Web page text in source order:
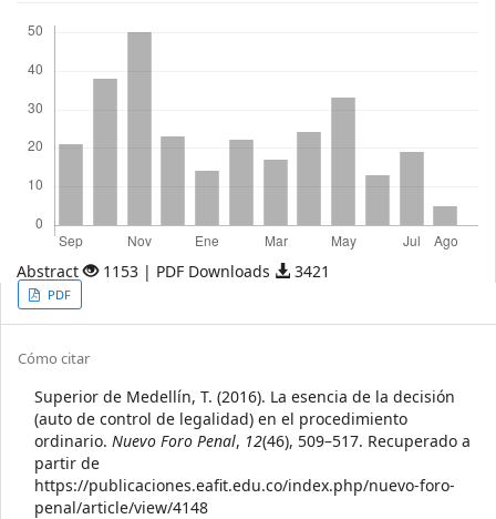
Abstract 1153 | PDF Downloads 3421
Article
Sidebar
PDF
Article
Details
Cómo citar
Superior de Medellín, T. (2016). La esencia de la decisión
(auto de control de legalidad) en el procedimiento
ordinario. Nuevo Foro Penal, 12(46), 509–517. Recuperado a
partir de
https://publicaciones.eafit.edu.co/index.php/nuevo-foro-
penal/article/view/4148